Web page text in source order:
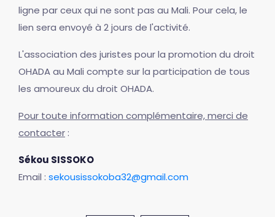
ligne par ceux qui ne sont pas au Mali. Pour cela, le
lien sera envoyé à 2 jours de l'activité.
L'association des juristes pour la promotion du droit
OHADA au Mali compte sur la participation de tous
les amoureux du droit OHADA.
Pour toute information complémentaire, merci de
contacter :
Sékou SISSOKO
Email : sekousissokoba32@gmail.com